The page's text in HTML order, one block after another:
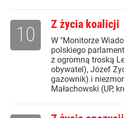
Z życia koalicji
W "Monitorze
polskiego
z ogromną troską
obywatel), Józef
gazownik) i
Małachowski (UP,
10